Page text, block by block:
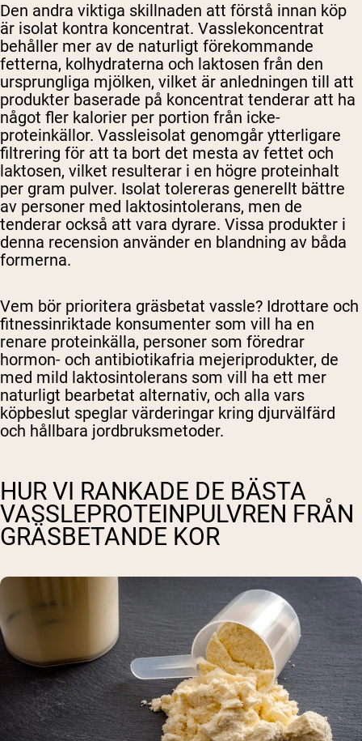
Den andra viktiga skillnaden att förstå innan köp
är isolat kontra koncentrat. Vasslekoncentrat
behåller mer av de naturligt förekommande
fetterna, kolhydraterna och laktosen från den
ursprungliga mjölken, vilket är anledningen till att
produkter baserade på koncentrat tenderar att ha
något fler kalorier per portion från icke-
proteinkällor. Vassleisolat genomgår ytterligare
filtrering för att ta bort det mesta av fettet och
laktosen, vilket resulterar i en högre proteinhalt
per gram pulver. Isolat tolereras generellt bättre
av personer med laktosintolerans, men de
tenderar också att vara dyrare. Vissa produkter i
denna recension använder en blandning av båda
formerna.
Vem bör prioritera gräsbetat vassle? Idrottare och
fitnessinriktade konsumenter som vill ha en
renare proteinkälla, personer som föredrar
hormon- och antibiotikafria mejeriprodukter, de
med mild laktosintolerans som vill ha ett mer
naturligt bearbetat alternativ, och alla vars
köpbeslut speglar värderingar kring djurvälfärd
och hållbara jordbruksmetoder.
HUR VI RANKADE DE BÄSTA
VASSLEPROTEINPULVREN FRÅN
GRÄSBETANDE KOR